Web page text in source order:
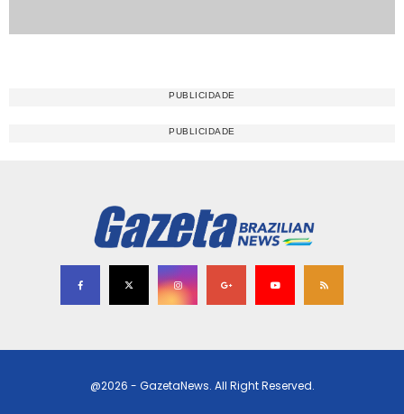
@2026 - GazetaNews. All Right Reserved.